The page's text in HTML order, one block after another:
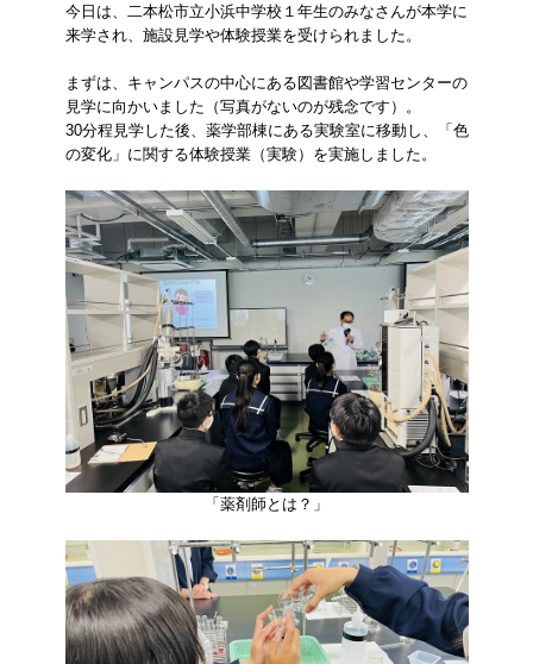
今日は、二本松市立小浜中学校１年生のみなさんが本学に
来学され、施設見学や体験授業を受けられました。
まずは、キャンパスの中心にある図書館や学習センターの
見学に向かいました（写真がないのが残念です）。
30分程見学した後、薬学部棟にある実験室に移動し、「色
の変化」に関する体験授業（実験）を実施しました。
「薬剤師とは？」